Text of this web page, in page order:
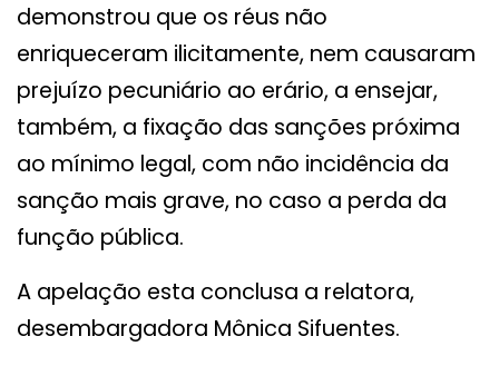
demonstrou que os réus não
enriqueceram ilicitamente, nem causaram
prejuízo pecuniário ao erário, a ensejar,
também, a fixação das sanções próxima
ao mínimo legal, com não incidência da
sanção mais grave, no caso a perda da
função pública.
A apelação esta conclusa a relatora,
desembargadora Mônica Sifuentes.